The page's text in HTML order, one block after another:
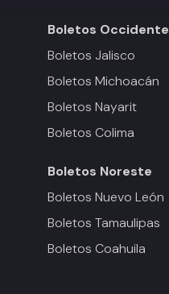
Boletos Occidente
Boletos Jalisco
Boletos Michoacán
Boletos Nayarit
Boletos Colima
Boletos Noreste
Boletos Nuevo León
Boletos Tamaulipas
Boletos Coahuila